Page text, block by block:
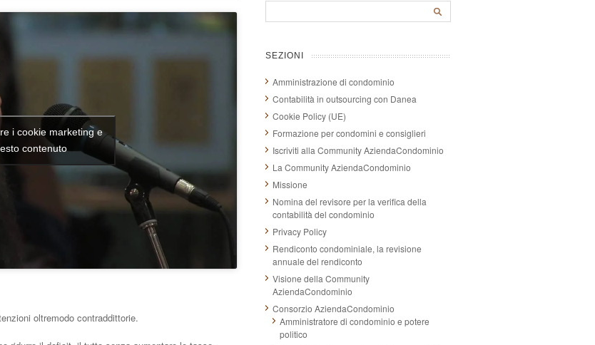
i cookie marketing e
contenuto
oltremodo contraddittorie.
SEZIONI
Amministrazione di condominio
Contabilità in outsourcing con Danea
Cookie Policy (UE)
Formazione per condomini e consiglieri
Iscriviti alla Community AziendaCondominio
La Community AziendaCondominio
Missione
Nomina del revisore per la verifica della
contabilità del condominio
Privacy Policy
Rendiconto condominiale, la revisione
annuale del rendiconto
Visione della Community
AziendaCondominio
Consorzio AziendaCondominio
Amministratore di condominio e potere
politico